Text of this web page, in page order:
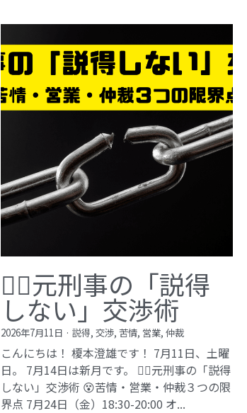
🙅‍♂️元刑事の「説得
しない」交渉術
2026年7月11日 · 説得, 交渉, 苦情, 営業, 仲裁
こんにちは！ 榎本澄雄です！ 7月11日、土曜
日。 7月14日は新月です。 🙅‍♂️元刑事の「説得
しない」交渉術 😵苦情・営業・仲裁３つの限
界点 7月24日（金）18:30-20:00 オ...